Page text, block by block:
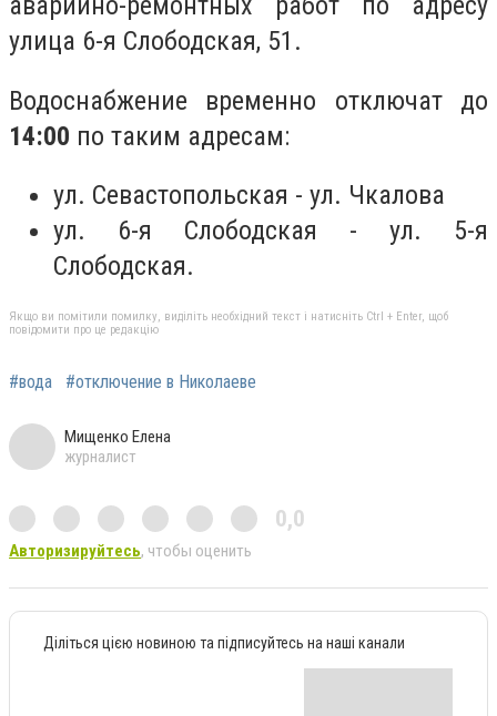
улица 6-я Слободская, 51.
Водоснабжение временно отключат до
14:00 по таким адресам:
ул. Севастопольская - ул. Чкалова
ул. 6-я Слободская - ул. 5-я
Слободская.
Якщо ви помітили помилку, виділіть необхідний текст і натисніть Ctrl + Enter, щоб
повідомити про це редакцію
#вода #отключение в Николаеве
Мищенко Елена
журналист
0,0
Авторизируйтесь, чтобы оценить
Діліться цією новиною та підписуйтесь на наші канали